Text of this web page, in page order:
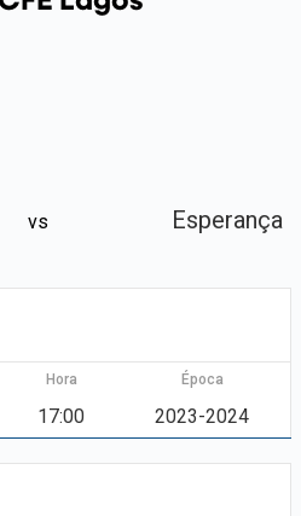
vs
Esperança
Hora Época
17:00 2023-2024